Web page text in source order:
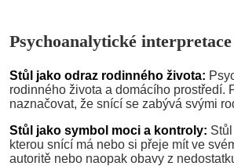
Psychoanalytické
Stůl jako odraz rodinného života:
rodinného života a domácího prostředí.
naznačovat, že snící se zabývá svými
Stůl jako symbol moci a kontroly:
kterou snící má nebo si přeje mít ve
autoritě nebo naopak obavy z